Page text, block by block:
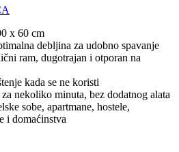
x 60 cm
debljina za udobno spavanje
ram, dugotrajan i otporan na
kada se ne koristi
nekoliko minuta, bez dodatnog alata
sobe, apartmane, hostele,
i domaćinstva